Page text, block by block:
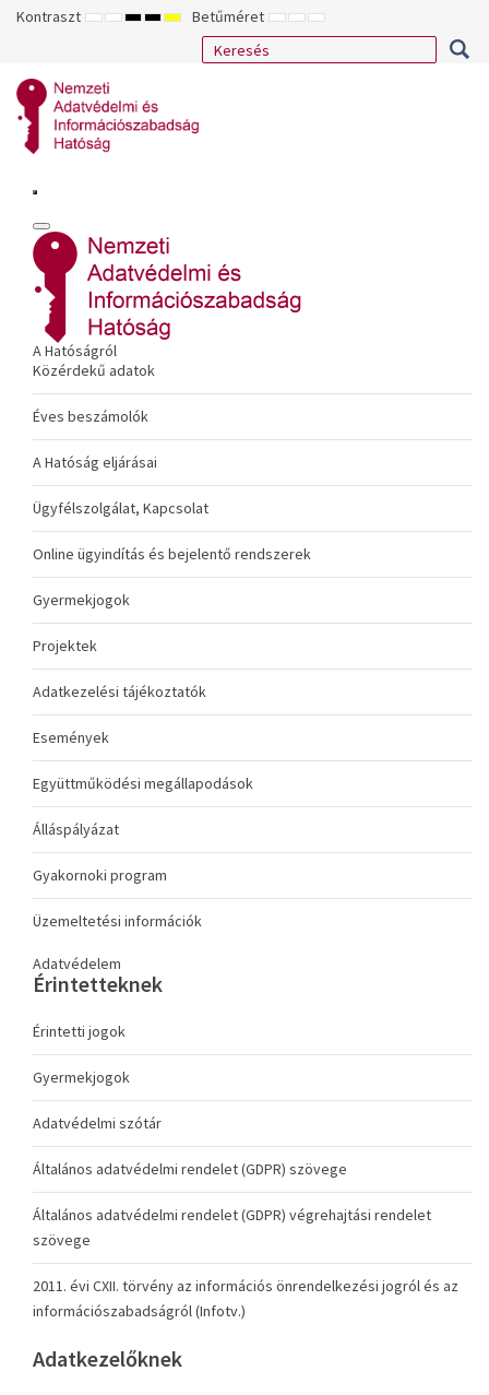
Kontraszt ALAPÉRTELMEZETT
ÉJSZAKAI
NAGY
KONTRASZTÚ
NAGY
KONTRASZTÚ
NAGY
KONTRASZTÚ
SÁRGA
FEKETE
Betűméret KISEBB
BETŰTÍPUS
ALAPÉRTELMEZETT
BETŰMÉRET
NAGYOBB
BETŰMÉRET
A Hatóságról
Közérdekű adatok
Éves beszámolók
A Hatóság eljárásai
Ügyfélszolgálat, Kapcsolat
Online ügyindítás és bejelentő rendszerek
Gyermekjogok
Projektek
Adatkezelési tájékoztatók
Események
Együttműködési megállapodások
Álláspályázat
Gyakornoki program
Üzemeltetési információk
Adatvédelem
Érintetteknek
Érintetti jogok
Gyermekjogok
Adatvédelmi szótár
Általános adatvédelmi rendelet (GDPR) szövege
Általános adatvédelmi rendelet (GDPR) végrehajtási rendelet
szövege
2011. évi CXII. törvény az információs önrendelkezési jogról és az
információszabadságról (Infotv.)
Adatkezelőknek